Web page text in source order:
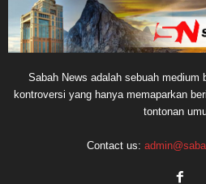
Sabah News adalah sebuah medium
kontroversi yang hanya memaparkan
tontonan
Contact us: